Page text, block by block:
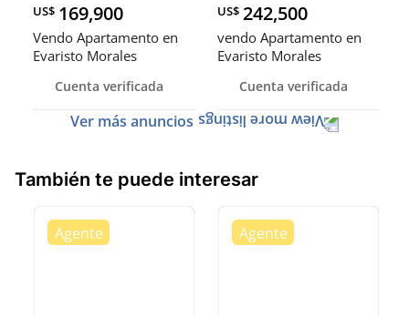
US$ 169,900
Vendo Apartamento en
Evaristo Morales
Cuenta verificada
US$ 242,500
vendo Apartamento en
Evaristo Morales
Cuenta verificada
Ver más anuncios
También te puede interesar